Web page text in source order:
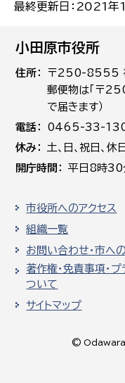
最終更新日：2021年
小田原市役所
住所
〒250-8555
郵便物は「〒
で届きます）
電話
0465-33-1300
休み
土､日､祝日、
開庁時間
平日8時
市役所へのアクセス
組織一覧
お問い合わせ・市へ
著作権・免責事項・プ
ついて
サイトマップ
© Odawara